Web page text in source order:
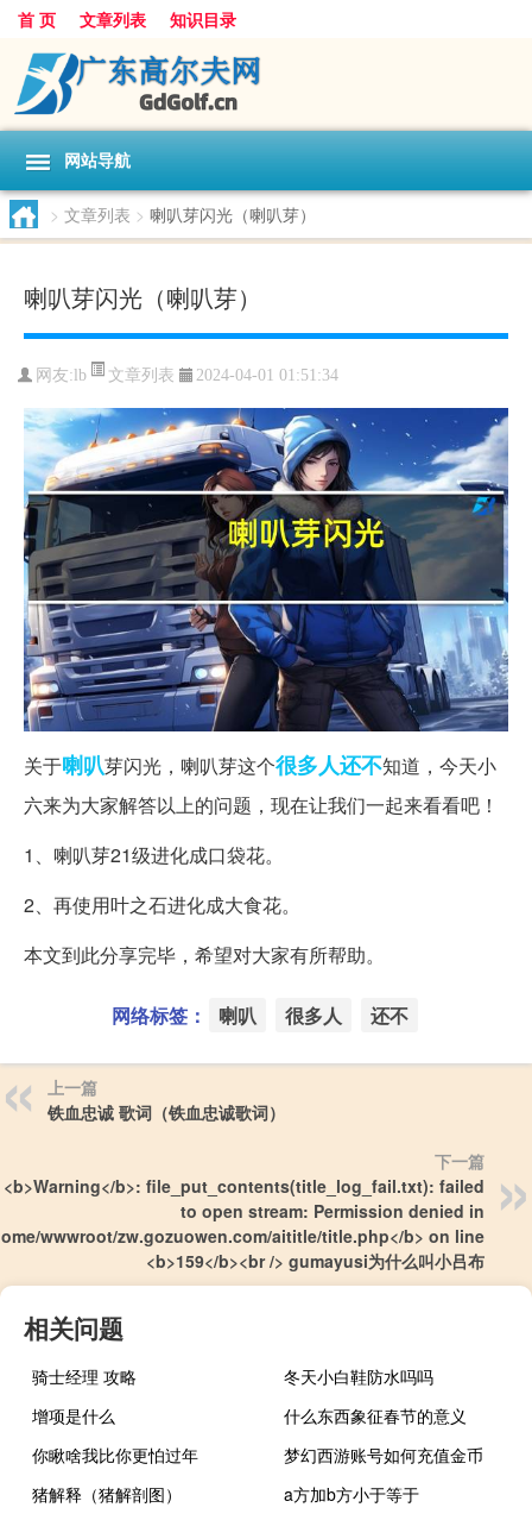
首 页 文章列表 知识目录
网站导航
> 文章列表 > 喇叭芽闪光（喇叭芽）
喇叭芽闪光（喇叭芽）
网友: lb 文章列表 2024-04-01 01:51:34
关于喇叭芽闪光，喇叭芽这个很多人还不知道，今天小
六来为大家解答以上的问题，现在让我们一起来看看吧！
1、喇叭芽21级进化成口袋花。
2、再使用叶之石进化成大食花。
本文到此分享完毕，希望对大家有所帮助。
网络标签： 喇叭 很多人 还不
上一篇
铁血忠诚 歌词（铁血忠诚歌词）
下一篇
<b>Warning</b>: file_put_contents(title_log_fail.txt): failed
to open stream: Permission denied in
wwwroot/zw.gozuowen.com/aititle/title.php</b> on line
<b>159</b><br /> gumayusi为什么叫小吕布
相关问题
骑士经理 攻略
冬天小白鞋防水吗吗
增项是什么
什么东西象征春节的意义
你瞅啥我比你更怕过年
梦幻西游账号如何充值金币
猪解释（猪解剖图）
a方加b方小于等于